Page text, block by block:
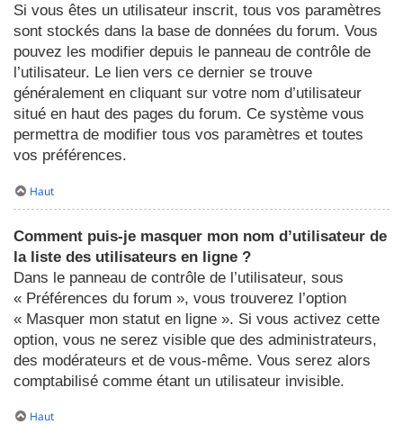
Si vous êtes un utilisateur inscrit, tous vos paramètres
sont stockés dans la base de données du forum. Vous
pouvez les modifier depuis le panneau de contrôle de
l’utilisateur. Le lien vers ce dernier se trouve
généralement en cliquant sur votre nom d’utilisateur
situé en haut des pages du forum. Ce système vous
permettra de modifier tous vos paramètres et toutes
vos préférences.
Haut
Comment puis-je masquer mon nom d’utilisateur de
la liste des utilisateurs en ligne ?
Dans le panneau de contrôle de l’utilisateur, sous
« Préférences du forum », vous trouverez l’option
« Masquer mon statut en ligne ». Si vous activez cette
option, vous ne serez visible que des administrateurs,
des modérateurs et de vous-même. Vous serez alors
comptabilisé comme étant un utilisateur invisible.
Haut